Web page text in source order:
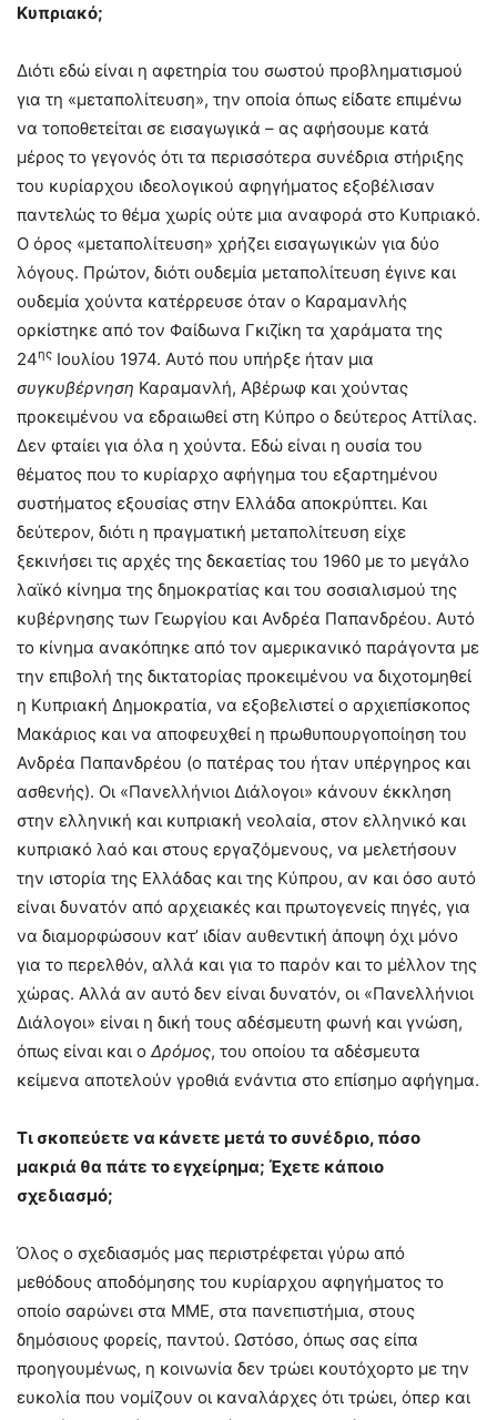
Κυπριακό;
Διότι εδώ είναι η αφετηρία του σωστού προβληματισμού
για τη «μεταπολίτευση», την οποία όπως είδατε επιμένω
να τοποθετείται σε εισαγωγικά – ας αφήσουμε κατά
μέρος το γεγονός ότι τα περισσότερα συνέδρια στήριξης
του κυρίαρχου ιδεολογικού αφηγήματος εξοβέλισαν
παντελώς το θέμα χωρίς ούτε μια αναφορά στο Κυπριακό.
Ο όρος «μεταπολίτευση» χρήζει εισαγωγικών για δύο
λόγους. Πρώτον, διότι ουδεμία μεταπολίτευση έγινε και
ουδεμία χούντα κατέρρευσε όταν ο Καραμανλής
ορκίστηκε από τον Φαίδωνα Γκιζίκη τα χαράματα της
24ης Ιουλίου 1974. Αυτό που υπήρξε ήταν μια
συγκυβέρνηση Καραμανλή, Αβέρωφ και χούντας
προκειμένου να εδραιωθεί στη Κύπρο ο δεύτερος Αττίλας.
Δεν φταίει για όλα η χούντα. Εδώ είναι η ουσία του
θέματος που το κυρίαρχο αφήγημα του εξαρτημένου
συστήματος εξουσίας στην Ελλάδα αποκρύπτει. Και
δεύτερον, διότι η πραγματική μεταπολίτευση είχε
ξεκινήσει τις αρχές της δεκαετίας του 1960 με το μεγάλο
λαϊκό κίνημα της δημοκρατίας και του σοσιαλισμού της
κυβέρνησης των Γεωργίου και Ανδρέα Παπανδρέου. Αυτό
το κίνημα ανακόπηκε από τον αμερικανικό παράγοντα με
την επιβολή της δικτατορίας προκειμένου να διχοτομηθεί
η Κυπριακή Δημοκρατία, να εξοβελιστεί ο αρχιεπίσκοπος
Μακάριος και να αποφευχθεί η πρωθυπουργοποίηση του
Ανδρέα Παπανδρέου (ο πατέρας του ήταν υπέργηρος και
ασθενής). Οι «Πανελλήνιοι Διάλογοι» κάνουν έκκληση
στην ελληνική και κυπριακή νεολαία, στον ελληνικό και
κυπριακό λαό και στους εργαζόμενους, να μελετήσουν
την ιστορία της Ελλάδας και της Κύπρου, αν και όσο αυτό
είναι δυνατόν από αρχειακές και πρωτογενείς πηγές, για
να διαμορφώσουν κατ’ ιδίαν αυθεντική άποψη όχι μόνο
για το περελθόν, αλλά και για το παρόν και το μέλλον της
χώρας. Αλλά αν αυτό δεν είναι δυνατόν, οι «Πανελλήνιοι
Διάλογοι» είναι η δική τους αδέσμευτη φωνή και γνώση,
όπως είναι και ο Δρόμος, του οποίου τα αδέσμευτα
κείμενα αποτελούν γροθιά ενάντια στο επίσημο αφήγημα.
Τι σκοπεύετε να κάνετε μετά το συνέδριο, πόσο
μακριά θα πάτε το εγχείρημα; Έχετε κάποιο
σχεδιασμό;
Όλος ο σχεδιασμός μας περιστρέφεται γύρω από
μεθόδους αποδόμησης του κυρίαρχου αφηγήματος το
οποίο σαρώνει στα ΜΜΕ, στα πανεπιστήμια, στους
δημόσιους φορείς, παντού. Ωστόσο, όπως σας είπα
προηγουμένως, η κοινωνία δεν τρώει κουτόχορτο με την
ευκολία που νομίζουν οι καναλάρχες ότι τρώει, όπερ και